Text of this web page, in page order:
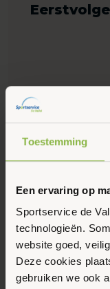
Toestemming
Een ervaring op
Sportservice de
technologieën.
website goed,
Deze cookies
gebruiken we ook
08:30 - 10:05
Peppelensteeg
Maak favoriet